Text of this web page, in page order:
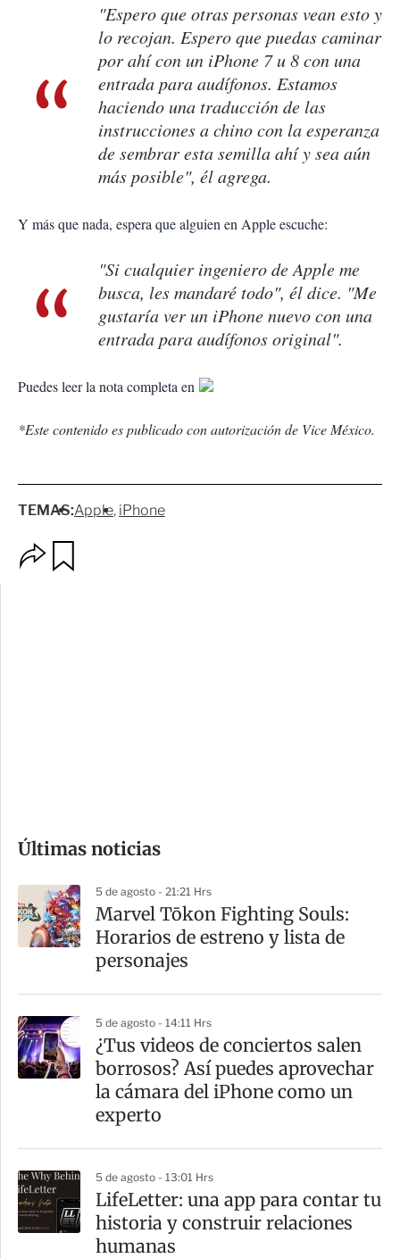
"Espero que otras personas vean esto y
lo recojan. Espero que puedas caminar
por ahí con un iPhone 7 u 8 con una
entrada para audífonos. Estamos
haciendo una traducción de las
instrucciones a chino con la esperanza
de sembrar esta semilla ahí y sea aún
más posible", él agrega.
Y más que nada, espera que alguien en Apple escuche:
"Si cualquier ingeniero de Apple me
busca, les mandaré todo", él dice. "Me
gustaría ver un iPhone nuevo con una
entrada para audífonos original".
Puedes leer la nota completa en
*Este contenido es publicado con autorización de Vice México.
TEMAS:Apple iPhone
p
m
a
r
t
Últimas noticias
5 de agosto - 21:21 Hrs
Marvel Tōkon Fighting Souls:
Horarios de estreno y lista de
personajes
5 de agosto - 14:11 Hrs
¿Tus videos de conciertos salen
borrosos? Así puedes aprovechar
la cámara del iPhone como un
experto
5 de agosto - 13:01 Hrs
LifeLetter: una app para contar tu
historia y construir relaciones
humanas